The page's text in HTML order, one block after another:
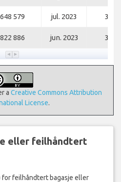
579 jul. 2023 3
886 jun. 2023 3
a Creative Commons Attribution
License.
eller feilhåndtert
for feilhåndtert bagasje eller